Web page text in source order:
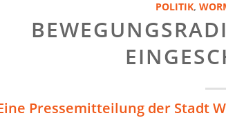
POLITIK,
Pressemitteilung der Stadt